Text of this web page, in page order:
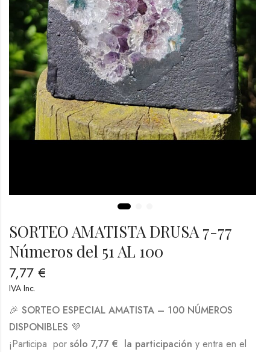
SORTEO AMATISTA DRUSA 7-77
Números del 51 AL 100
7,77 €
IVA Inc.
🎉 SORTEO ESPECIAL AMATISTA – 100 NÚMEROS
DISPONIBLES 💜
¡Participa por sólo 7,77 € la participación y entra en el